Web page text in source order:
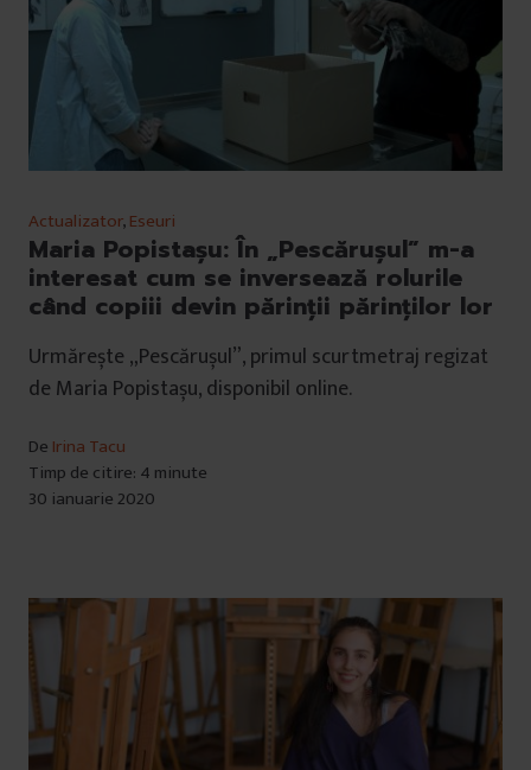
Actualizator,Eseuri
Maria Popistașu: În „Pescărușul” m-a
interesat cum se inversează rolurile
când copiii devin părinții părinților lor
Urmărește „Pescărușul”, primul scurtmetraj regizat
de Maria Popistașu, disponibil online.
De Irina Tacu
Timp de citire: 4 minute
30 ianuarie 2020